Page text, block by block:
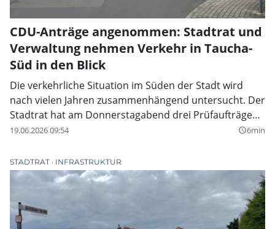
CDU-Anträge angenommen: Stadtrat und
Verwaltung nehmen Verkehr in Taucha-
Süd in den Blick
Die verkehrliche Situation im Süden der Stadt wird
nach vielen Jahren zusammenhängend untersucht. Der
Stadtrat hat am Donnerstagabend drei Prüfaufträge
zum Verkehrskonzept der CDU-Fraktion angenommen.
19.06.2026 09:54 query_builder6min
STADTRAT INFRASTRUKTUR